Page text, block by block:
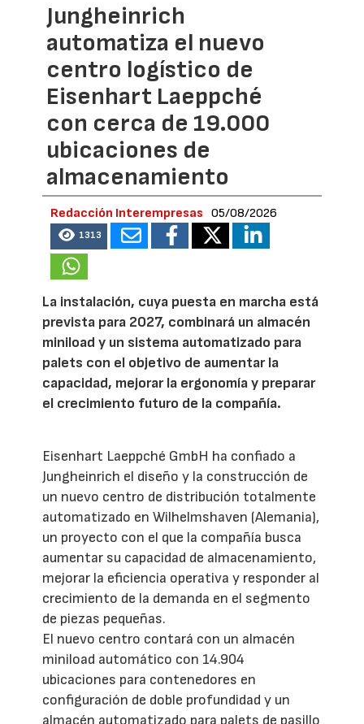
Jungheinrich
automatiza el nuevo
centro logístico de
Eisenhart Laeppché
con cerca de 19.000
ubicaciones de
almacenamiento
Redacción Interempresas 05/08/2026
1313
La instalación, cuya puesta en marcha está
prevista para 2027, combinará un almacén
miniload y un sistema automatizado para
palets con el objetivo de aumentar la
capacidad, mejorar la ergonomía y preparar
el crecimiento futuro de la compañía.
Eisenhart Laeppché GmbH ha confiado a
Jungheinrich el diseño y la construcción de
un nuevo centro de distribución totalmente
automatizado en Wilhelmshaven (Alemania),
un proyecto con el que la compañía busca
aumentar su capacidad de almacenamiento,
mejorar la eficiencia operativa y responder al
crecimiento de la demanda en el segmento
de piezas pequeñas.
El nuevo centro contará con un almacén
miniload automático con 14.904
ubicaciones para contenedores en
configuración de doble profundidad y un
almacén automatizado para palets de pasillo